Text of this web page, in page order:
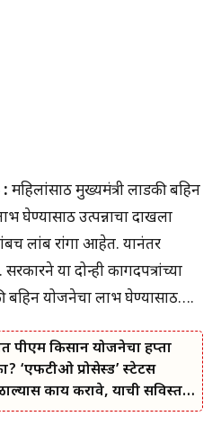
महिलांसाठी मुख्यमंत्री लाडकी बहिन
घेण्यासाठी उत्पन्नाचा दाखला
लांब रांगा आहेत. यानंतर
या दोन्ही कागदपत्रांच्या
योजनेचा लाभ घेण्यासाठी….
पीएम किसान योजनेचा हप्ता
‘एफटीओ प्रोसेस्ड’ स्टेटस
काय करावे, याची सविस्तर